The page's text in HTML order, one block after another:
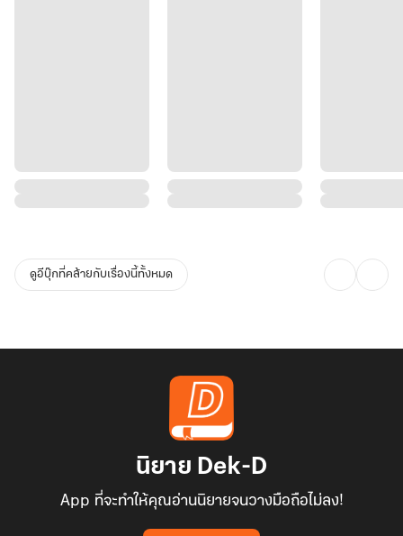
ดูอีบุ๊กที่คล้ายกับเรื่องนี้ทั้งหมด
นิยาย Dek-D
App ที่จะทำให้คุณอ่านนิยายจนวางมือถือไม่ลง!